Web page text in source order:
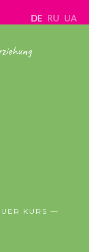
DE RU UA
KURS —